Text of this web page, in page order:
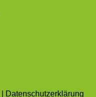
Datenschutzerklärung